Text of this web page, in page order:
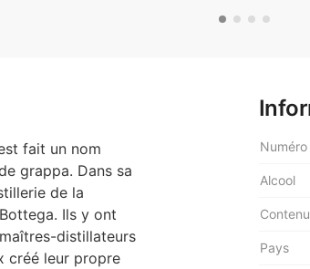
fait un nom
grappa. Dans sa
de la
Ils y ont
distillateurs
créé leur propre
Alcool
Contenu
Pays